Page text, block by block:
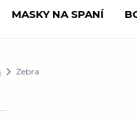
MASKY NA SPANÍ
Zebra